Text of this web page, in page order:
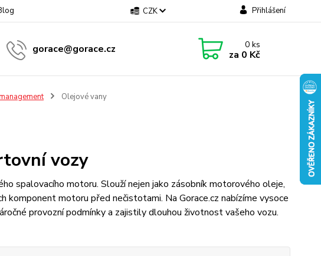
CZK Přihlášení
gorace@gorace.cz 0ks
za 0 Kč
Olejové vany
vozy
spalovacího motoru. Slouží nejen jako zásobník motorového oleje,
komponent motoru před nečistotami. Na Gorace.cz nabízíme vysoce
provozní podmínky a zajistily dlouhou životnost vašeho vozu.